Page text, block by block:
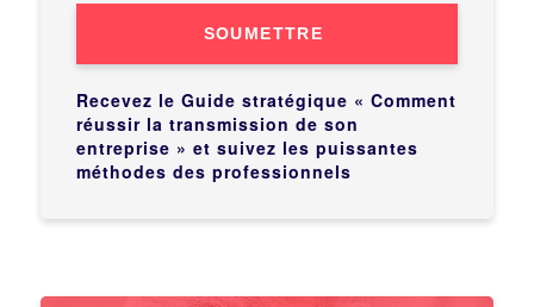
SOUMETTRE
Recevez le Guide stratégique « Comment
réussir la transmission de son
entreprise » et suivez les puissantes
méthodes des professionnels